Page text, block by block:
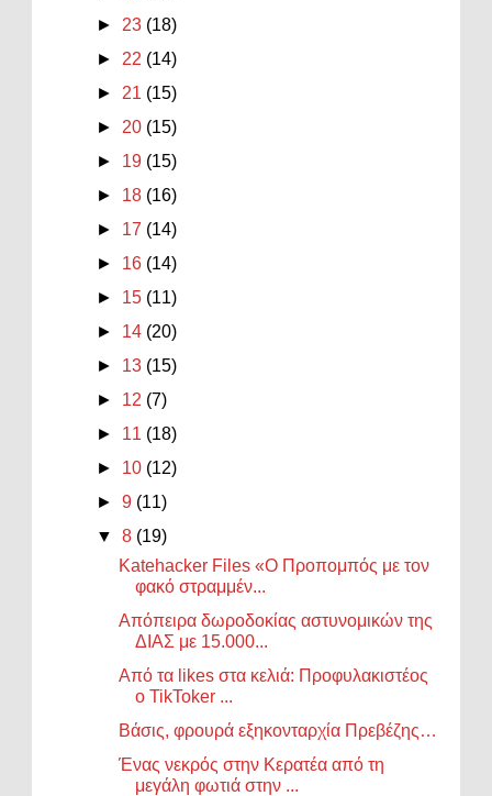
► 23 (18)
► 22 (14)
► 21 (15)
► 20 (15)
► 19 (15)
► 18 (16)
► 17 (14)
► 16 (14)
► 15 (11)
► 14 (20)
► 13 (15)
► 12 (7)
► 11 (18)
► 10 (12)
►9 (11)
▼8 (19)
Katehacker Files «Ο Προπομπός με τον
φακό στραμμέν...
Απόπειρα δωροδοκίας αστυνομικών της
ΔΙΑΣ με 15.000...
Από τα likes στα κελιά: Προφυλακιστέος
ο TikToker ...
Βάσις, φρουρά εξηκονταρχία Πρεβέζης…
Ένας νεκρός στην Κερατέα από τη
μεγάλη φωτιά στην ...